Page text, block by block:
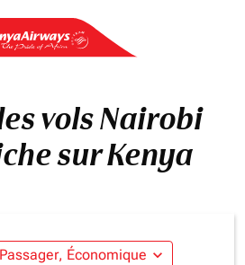
vols Nairobi
sur Kenya
Économique expand_more